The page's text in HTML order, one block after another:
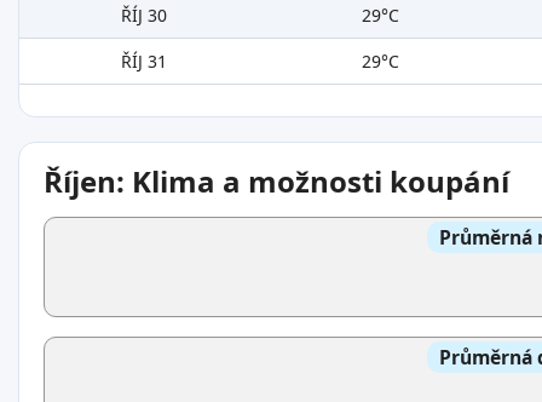
ŘÍJ 30
29°C
ŘÍJ 31
29°C
Říjen: Klima a možnosti koupání
Průměrná
Průměrná